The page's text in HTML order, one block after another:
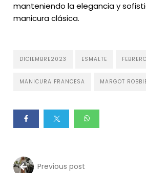
manteniendo la elegancia y
manicura clásica.
DICIEMBRE2023 ESMALTE
MANICURA FRANCESA MARGOT
Previous post